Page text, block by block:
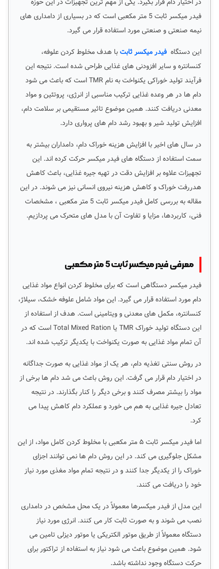
فیدر میکسر ثابت 5 متر مکعبی است که در بسیاری از دامداری های
نیمه صنعتی و صنعتی مورد استفاده قرار می گیرد.
این دستگاه فیدر میکسر ثابتبا هدف مخلوط کردن علوفه،
کنسانتره و سایر افزودنی های غذایی طراحی شده است. نتیجه این
فرآیند تولید خوراکی یکنواخت به نام TMR است که باعث می شود
دام ها در هر وعده غذایی ترکیب مناسبی از انرژی، پروتئین و مواد
معدنی دریافت کنند. همین موضوع تاثیر مستقیمی بر سلامت دام،
افزایش تولید شیر و بهبود رشد دام های پرواری دارد.
در سال های اخیر با افزایش هزینه خوراک دام، دامداران بیشتر به
سمت استفاده از دستگاه های فیدر میکسر حرکت کرده اند. این
تجهیزات علاوه بر افزایش دقت در تهیه جیره غذایی، باعث کاهش
هدررفت خوراک و کاهش هزینه نیروی انسانی نیز می شوند. در این
مقاله به بررسی کامل فیدر میکسر ثابت 5 متر مکعبی ، مشخصات
فنی، کاربردها، مزایا و تفاوت آن با مدل های متحرک می پردازیم.
معرفی فیدر میکسر ثابت 5 متر مکعبی
فیدر میکسر دستگاهی است که برای مخلوط کردن انواع مواد غذایی
دام مورد استفاده قرار می گیرد. این مواد شامل علوفه خشک، سیلاژ،
کنسانتره، مکمل های معدنی و ویتامینی است. هدف از استفاده از
این دستگاه تولید خوراک TMR یا Total Mixed Ration است که در
آن تمام مواد غذایی به صورت یکنواخت با یکدیگر ترکیب شده اند.
در روش سنتی تغذیه دام، هر یک از مواد غذایی به صورت جداگانه
در اختیار دام قرار می گرفت. این روش باعث می شد دام ها برخی از
مواد را بیشتر مصرف کنند و برخی دیگر را کنار بگذارند. در نتیجه
تعادل جیره غذایی به هم می خورد و عملکرد دام کاهش پیدا می
کرد.
اما فیدر میکسر ثابت ۵ متر مکعبی با مخلوط کردن کامل مواد، از این
مشکل جلوگیری می کند. در این روش دام ها نمی توانند اجزای
خوراک را از یکدیگر جدا کنند و در نتیجه تمام مواد مغذی مورد نیاز
خود را دریافت می کنند.
این مدل از فیدر میکسرها معمولاً در یک محل مشخص در دامداری
نصب می شوند و به صورت ثابت کار می کنند. انرژی مورد نیاز
دستگاه معمولاً از طریق موتور الکتریکی یا موتور دیزلی تامین می
شود. همین موضوع باعث می شود نیاز به استفاده از تراکتور برای
حرکت دستگاه وجود نداشته باشد.